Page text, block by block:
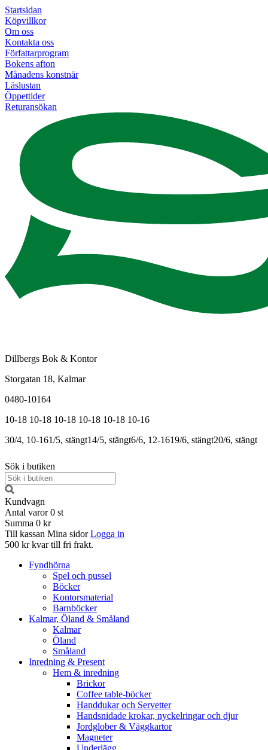
Startsidan
Köpvillkor
Om oss
Kontakta oss
Författarprogram
Bokens afton
Månadens konstnär
Läslustan
Öppettider
Returansökan
Dillbergs Bok & Kontor
Storgatan 18, Kalmar
0480-10164
10-18 10-18 10-18 10-18 10-18 10-16
30/4, 10-161/5, stängt14/5, stängt6/6, 12-1619/6, stängt20/6, stängt
Sök i butiken
Kundvagn
Antal varor 0 st
Summa 0 kr
Till kassan Mina sidor Logga in
500 kr kvar till fri frakt.
Fyndhörna
Spel och pussel
Böcker
Kontorsmaterial
Barnböcker
Kalmar, Öland & Småland
Kalmar
Öland
Småland
Inredning & Present
Hem & inredning
Brickor
Coffee table-böcker
Handdukar och Servetter
Handsnidade krokar, nyckelringar och djur
Jordglober & Väggkartor
Magneter
Underlägg